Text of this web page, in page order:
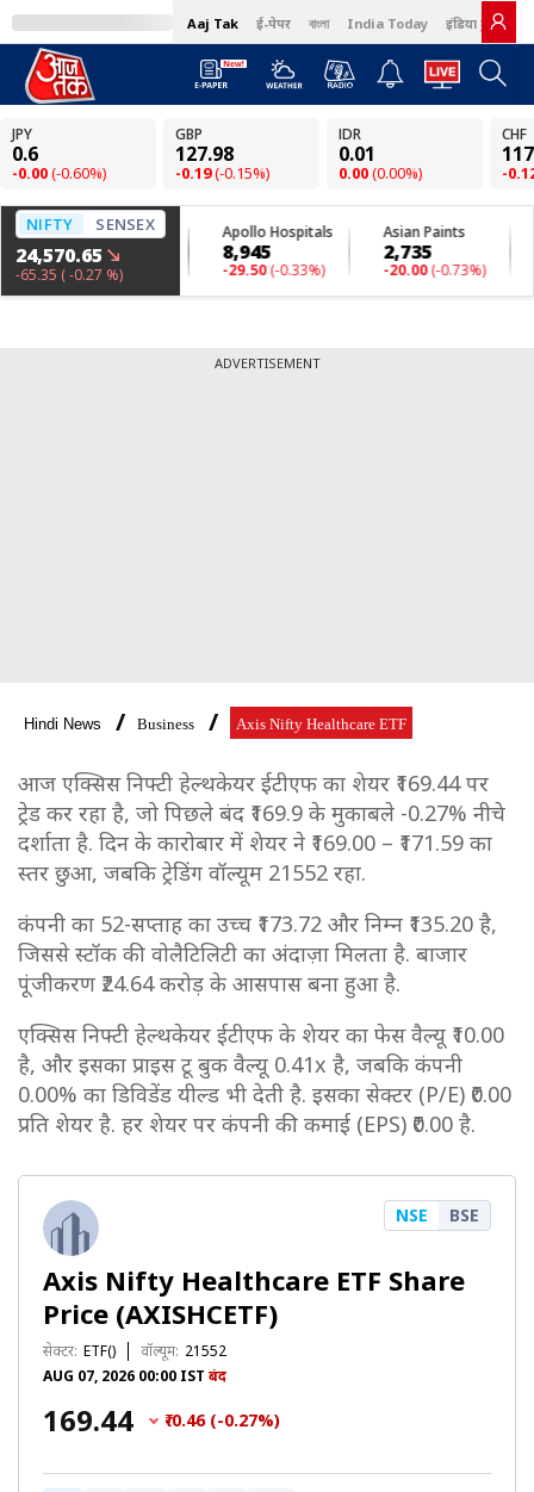
Aaj Tak ई-पेपर বাংলা India Today इंडिया टुडे हिंदी
ADVERTISEMENT
Hindi News Business Axis Nifty Healthcare ETF
आज एक्सिस निफ्टी हेल्थकेयर ईटीएफ का शेयर ₹169.44 पर
ट्रेड कर रहा है, जो पिछले बंद ₹169.9 के मुकाबले -0.27% नीचे
दर्शाता है. दिन के कारोबार में शेयर ने ₹169.00 – ₹171.59 का
स्तर छुआ, जबकि ट्रेडिंग वॉल्यूम 21552 रहा.
कंपनी का 52-सप्ताह का उच्च ₹173.72 और निम्न ₹135.20 है,
जिससे स्टॉक की वोलैटिलिटी का अंदाज़ा मिलता है. बाजार
पूंजीकरण ₹24.64 करोड़ के आसपास बना हुआ है.
एक्सिस निफ्टी हेल्थकेयर ईटीएफ के शेयर का फेस वैल्यू ₹10.00
है, और इसका प्राइस टू बुक वैल्यू 0.41x है, जबकि कंपनी
0.00% का डिविडेंड यील्ड भी देती है. इसका सेक्टर (P/E) ₹0.00
प्रति शेयर है. हर शेयर पर कंपनी की कमाई (EPS) ₹0.00 है.
Axis Nifty Healthcare ETF Share
Price (AXISHCETF)
सेक्टर: ETF() वॉल्यूम: 21552
AUG 07, 2026 00:00 IST बंद
NSE BSE
₹169.44 ₹-0.46 (-0.27%)